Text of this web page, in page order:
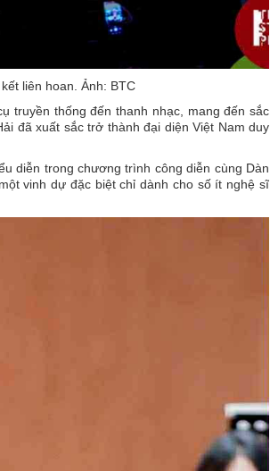
liên hoan. Ảnh: BTC
truyền thống đến thanh nhạc, mang đến sắc
đã xuất sắc trở thành đại diện Việt Nam duy
diễn trong chương trình công diễn cùng Dàn
vinh dự đặc biệt chỉ dành cho số ít nghệ sĩ